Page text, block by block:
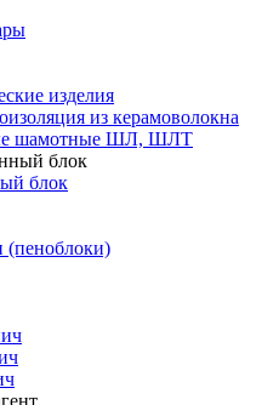
изделия
из керамоволокна
шамотные ШЛ, ШЛТ
блок
(пеноблоки)